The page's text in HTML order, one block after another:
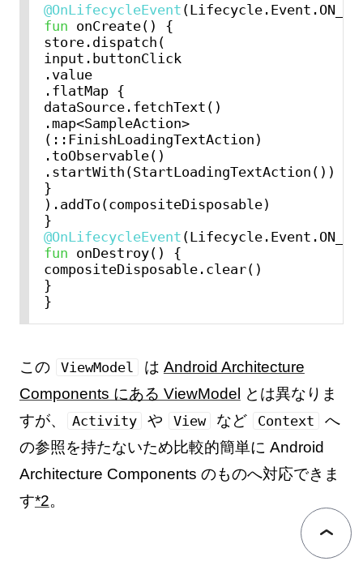
@OnLifecycleEvent
fun onCreate() {
store.dispatch(
input.buttonClick
.value
.flatMap {
dataSource.fetchText()
.map<SampleAction>
(::FinishLoadingTextAction)
.toObservable()
.startWith(StartLoadingTextAction())
}
).addTo(compositeDisposable)
@OnLifecycleEvent
fun onDestroy() {
compositeDisposable.clear()
}
この ViewModel は Android Architecture
Components にある ViewModel
とは異なりま
すが、
Activity や View など Context
へ
の参照を持たないため比較的簡単に Android
Architecture Components のものへ対応できま
す*2。